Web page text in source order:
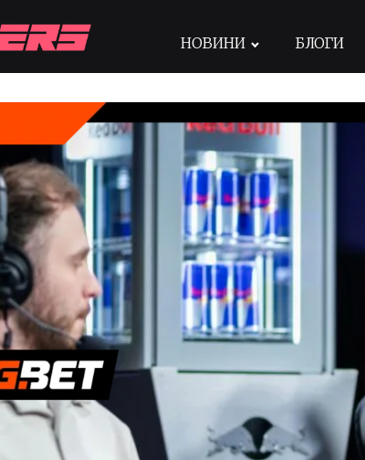
НОВИНИ БЛОГИ